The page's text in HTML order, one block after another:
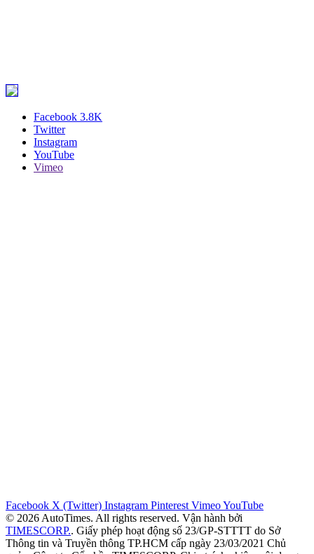
Facebook 3.8K
Twitter
Instagram
YouTube
Vimeo
Facebook X (Twitter) Instagram Pinterest VimeoYouTube
© 2026 AutoTimes. All rights reserved. Vận hành bởi
TIMESCORP.. Giấy phép hoạt động số 23/GP-STTTT do Sở
Thông tin và Truyền thông TP.HCM cấp ngày 23/03/2021 Chủ